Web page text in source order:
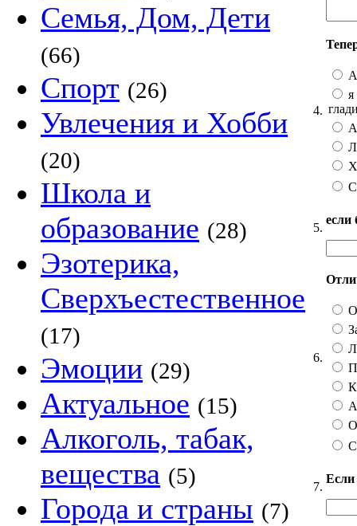
Семья, Дом, Дети
(66)
Спорт (26)
Увлечения и Хобби
(20)
Школа и
образование (28)
Эзотерика,
Сверхъестественное
(17)
Эмоции (29)
Актуальное (15)
Алкоголь, табак,
вещества (5)
Города и страны (7)
4.
я
5.
если
6.
7.